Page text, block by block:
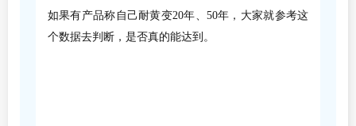
如果有产品称自己耐黄变20年、50年，大家就参考这
个数据去判断，是否真的能达到。